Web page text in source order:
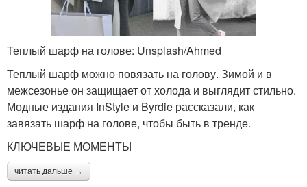
Теплый шарф на голове: Unsplash/Ahmed
Теплый шарф можно повязать на голову. Зимой и в
межсезонье он защищает от холода и выглядит стильно.
Модные издания InStyle и Byrdie рассказали, как
завязать шарф на голове, чтобы быть в тренде.
КЛЮЧЕВЫЕ МОМЕНТЫ
читать дальше →